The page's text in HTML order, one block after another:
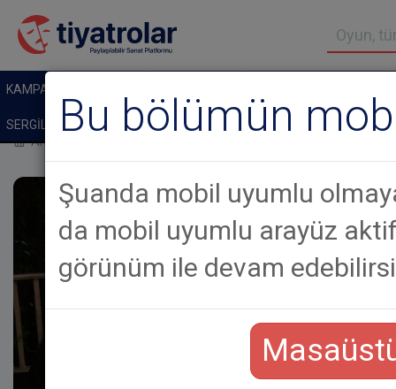
Bu bölümün
Şuanda mobil uyumlu
da mobil uyumlu arayüz
görünüm ile devam
KAMPANYALI BİLETLER
SERGİLER
GALERİLER
Anasayfa